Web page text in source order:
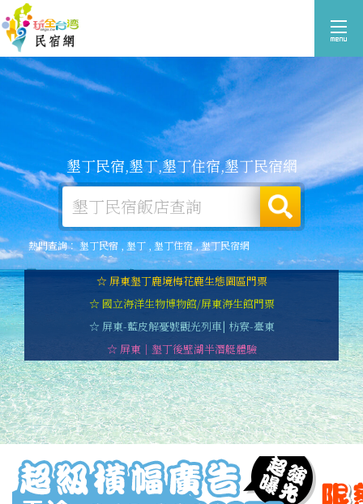
墾丁民宿,墾丁,墾丁住宿,墾丁民宿網
熱門查詢：墾丁民宿 ,墾丁,墾丁住宿,墾丁民宿網
☆ 屏東墾丁鹿境梅花鹿生態園區門票
☆ 國立海洋生物博物館/屏東海生館門票
☆ 屏東-藍皮解憂號觀光列車| 枋寮-臺東
☆ 屏東｜墾丁後壁湖半潛艇體驗